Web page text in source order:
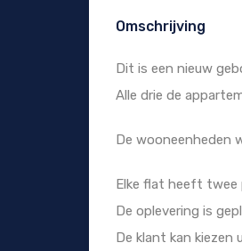
Omschrijving
Dit is een nieuw
Alle drie de
De wooneenheden
Elke flat heeft twee
De oplevering is
De klant kan kiezen